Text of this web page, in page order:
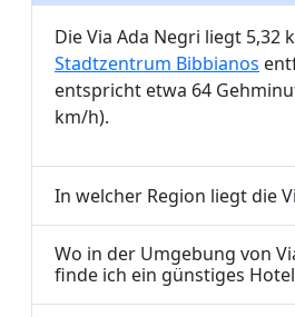
Die Via Ada Negri liegt 5,32
Stadtzentrum Bibbianos
entspricht etwa 64
km/h).
In welcher Region liegt die
Wo in der Umgebung von
finde ich ein günstiges